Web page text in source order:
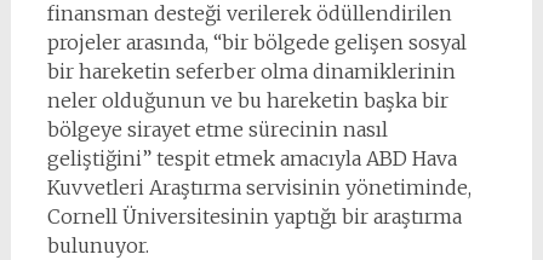
finansman desteği verilerek ödüllendirilen
projeler arasında, “bir bölgede gelişen sosyal
bir hareketin seferber olma dinamiklerinin
neler olduğunun ve bu hareketin başka bir
bölgeye sirayet etme sürecinin nasıl
geliştiğini” tespit etmek amacıyla ABD Hava
Kuvvetleri Araştırma servisinin yönetiminde,
Cornell Üniversitesinin yaptığı bir araştırma
bulunuyor.